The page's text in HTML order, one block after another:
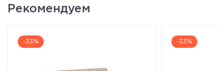
Рекомендуем
-33% -33%